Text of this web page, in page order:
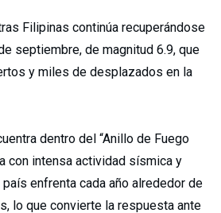
Filipinas continúa recuperándose
septiembre, de magnitud 6.9, que
y miles de desplazados en la
dentro del “Anillo de Fuego
con intensa actividad sísmica y
enfrenta cada año alrededor de
lo que convierte la respuesta ante